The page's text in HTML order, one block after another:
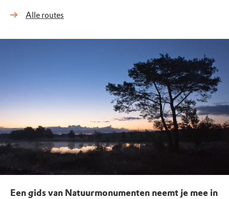
Alle routes
Een gids van Natuurmonumenten neemt je mee in